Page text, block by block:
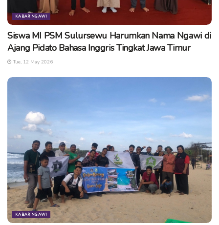
KABAR NGAWI
Siswa MI PSM Sulursewu Harumkan Nama Ngawi di
Ajang Pidato Bahasa Inggris Tingkat Jawa Timur
Tue, 12 May 2026
KABAR NGAWI